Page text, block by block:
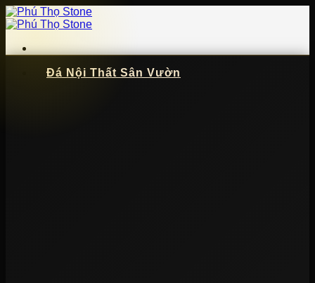
Bỏ
qua
dung
Đá Nội Thất Sân Vườn